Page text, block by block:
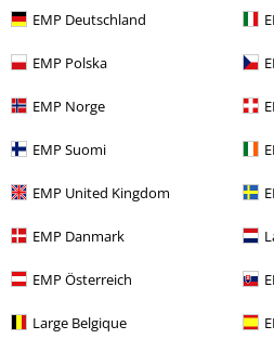
EMP Deutschland
EMP Polska
EMP Norge
EMP Suomi
EMP United Kingdom
EMP Danmark
EMP Österreich
Large Belgique
OdKč 439,00
More categories. More options.